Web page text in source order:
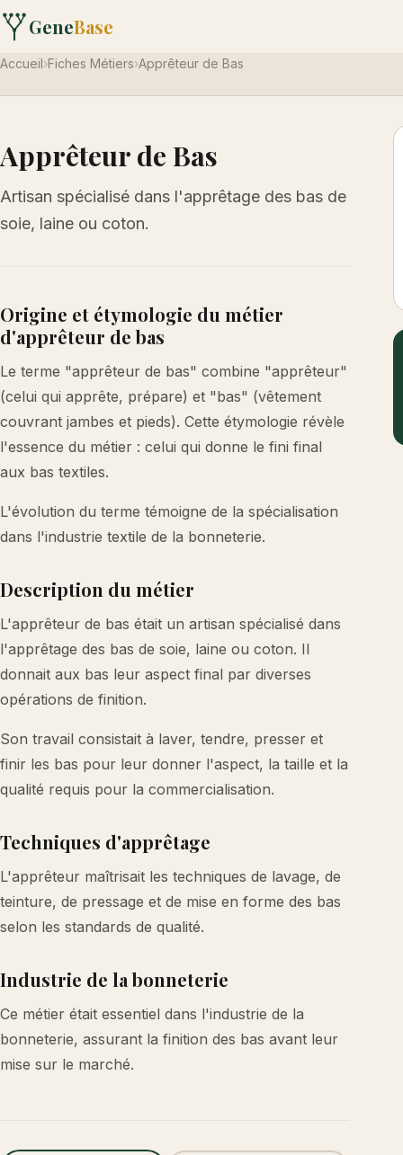
GeneBase
Accueil›Fiches Métiers›Apprêteur de Bas
Apprêteur de Bas
Artisan spécialisé dans l'apprêtage des bas de
soie, laine ou coton.
Origine et étymologie du métier
d'apprêteur de bas
Le terme "apprêteur de bas" combine "apprêteur"
(celui qui apprête, prépare) et "bas" (vêtement
couvrant jambes et pieds). Cette étymologie révèle
l'essence du métier : celui qui donne le fini final
aux bas textiles.
L'évolution du terme témoigne de la spécialisation
dans l'industrie textile de la bonneterie.
Description du métier
L'apprêteur de bas était un artisan spécialisé dans
l'apprêtage des bas de soie, laine ou coton. Il
donnait aux bas leur aspect final par diverses
opérations de finition.
Son travail consistait à laver, tendre, presser et
finir les bas pour leur donner l'aspect, la taille et la
qualité requis pour la commercialisation.
Techniques d'apprêtage
L'apprêteur maîtrisait les techniques de lavage, de
teinture, de pressage et de mise en forme des bas
selon les standards de qualité.
Industrie de la bonneterie
Ce métier était essentiel dans l'industrie de la
bonneterie, assurant la finition des bas avant leur
mise sur le marché.